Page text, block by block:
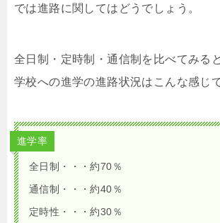
では進路に関してはどうでしょう。
全日制・定時制・通信制を比べてみる
学校への進学の進路状況はこんな感じで
進学率
全日制・・・約70％
通信制・・・約40％
定時性・・・約30％